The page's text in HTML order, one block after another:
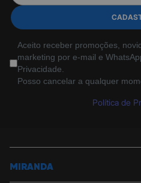
Aceito receber promoções,
marketing por e-mail e
Privacidade.
Posso cancelar a qualquer
Política de
MIRANDA